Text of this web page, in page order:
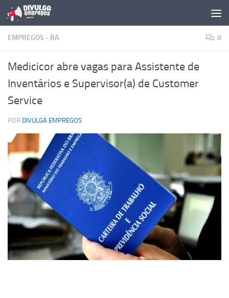
Skip to content
EMPREGOS - BA 0
Medicicor abre vagas para Assistente de
Inventários e Supervisor(a) de Customer
Service
POR DIVULGA EMPREGOS